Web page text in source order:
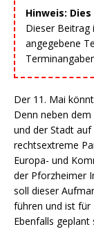
Hinweis:
Dieser Beitrag
angegebene
Der 11. Mai
Denn neben dem
und der Stadt
rechtsextreme
Europa- und
der Pforzheimer
soll dieser
führen und ist für
Ebenfalls